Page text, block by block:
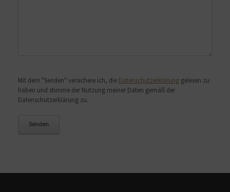
Mit dem "Senden" versichere ich, die Datenschutzerklärung gelesen zu
haben und stimme der Nutzung meiner Daten gemäß der
Datenschutzerklärung zu.